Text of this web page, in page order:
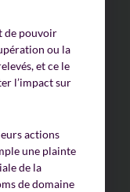
de pouvoir
ou la
et ce le
l’impact sur
actions
une plainte
de la
de domaine